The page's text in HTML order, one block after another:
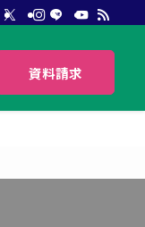
資料請求